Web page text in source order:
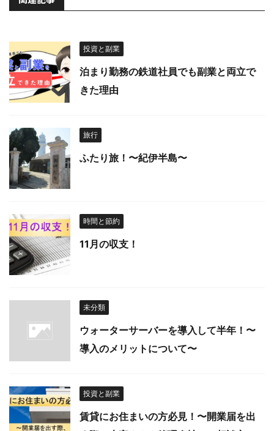
投資と副業
泊まり勤務の鉄道社員でも副業と両立で
きた理由
旅行
ふたり旅！〜紀伊半島〜
時間と節約
11月の収支！
未分類
ウォーターサーバーを導入して半年！〜
導入のメリットについて〜
投資と副業
賃貸にお住まいの方必見！〜開業届を出